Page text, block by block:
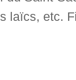
laïcs, etc.